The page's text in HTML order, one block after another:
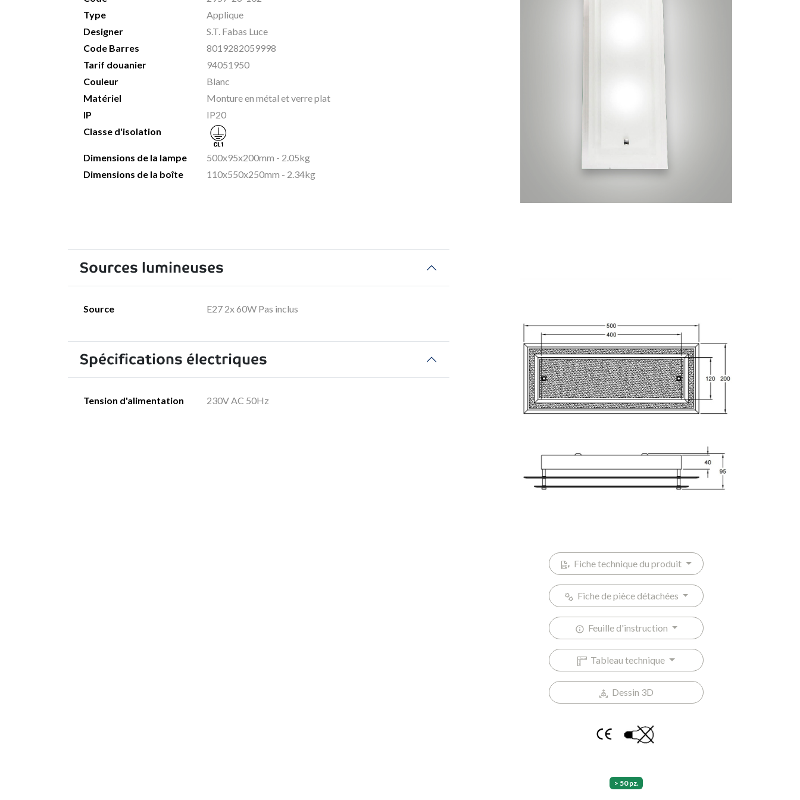
Type
Applique
Designer
S.T. Fabas Luce
Code Barres
8019282059998
Tarif douanier
94051950
Couleur
Blanc
Matériel
Monture en métal et verre plat
IP
IP20
Classe d'isolation
Dimensions de la lampe
500x95x200mm - 2.05kg
Dimensions de la boîte
110x550x250mm - 2.34kg
Sources lumineuses
Source E27 2x 60W Pas inclus
Spécifications électriques
Tension d'alimentation 230V AC 50Hz
Fiche technique du produit
Fiche de pièce détachées
Feuille d'instruction
Tableau technique
Dessin 3D
> 50 pz.